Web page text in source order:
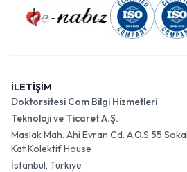
İLETİŞİM
Doktorsitesi Com Bilgi Hizmetleri
Teknoloji ve Ticaret A.Ş.
Maslak Mah. Ahi Evran Cd. A.O.S 55
Kat Kolektif House
İstanbul, Türkiye